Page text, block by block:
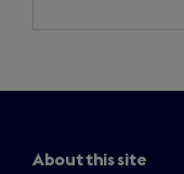
About this site